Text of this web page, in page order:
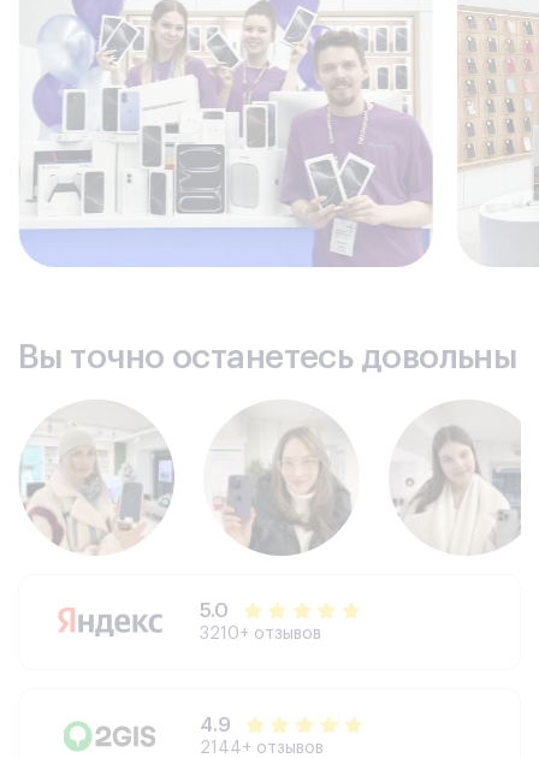
Вы точно останетесь довольны
5.0
3210+ отзывов
4.9
2144+ отзывов